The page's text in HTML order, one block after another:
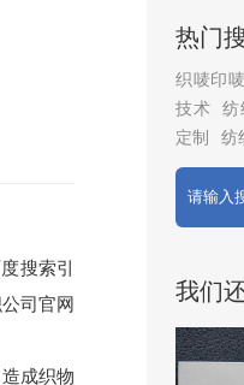
搜索引
司官网
成织物
热门
织唛印
技术
纺
定制
纺
我们